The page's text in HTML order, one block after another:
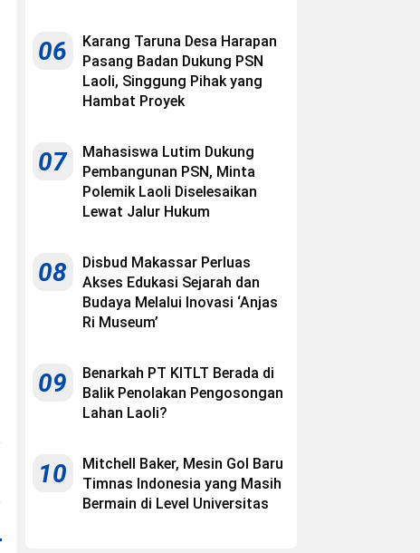
06
Karang Taruna Desa Harapan
Pasang Badan Dukung PSN
Laoli, Singgung Pihak yang
Hambat Proyek
07
Mahasiswa Lutim Dukung
Pembangunan PSN, Minta
Polemik Laoli Diselesaikan
Lewat Jalur Hukum
08
Disbud Makassar Perluas
Akses Edukasi Sejarah dan
Budaya Melalui Inovasi ‘Anjas
Ri Museum’
09
Benarkah PT KITLT Berada di
Balik Penolakan Pengosongan
Lahan Laoli?
10
Mitchell Baker, Mesin Gol Baru
Timnas Indonesia yang Masih
Bermain di Level Universitas